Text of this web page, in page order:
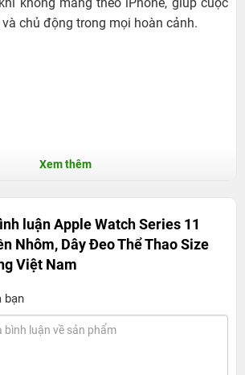
chủ động trong mọi hoàn cảnh.
Xem thêm
luậnApple Watch Series 11
Nhôm, Dây Đeo Thể Thao Size
Việt Nam
bạn